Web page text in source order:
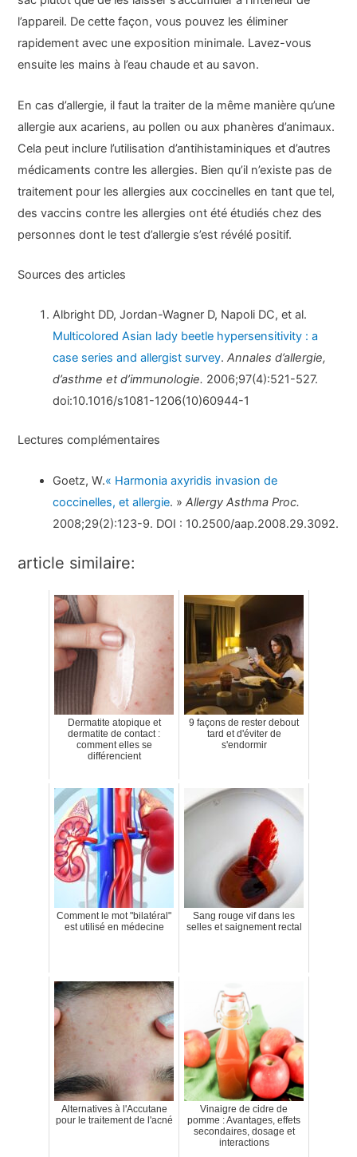
l’appareil. De cette façon, vous pouvez les éliminer
rapidement avec une exposition minimale. Lavez-vous
ensuite les mains à l’eau chaude et au savon.
En cas d’allergie, il faut la traiter de la même manière qu’une
allergie aux acariens, au pollen ou aux phanères d’animaux.
Cela peut inclure l’utilisation d’antihistaminiques et d’autres
médicaments contre les allergies. Bien qu’il n’existe pas de
traitement pour les allergies aux coccinelles en tant que tel,
des vaccins contre les allergies ont été étudiés chez des
personnes dont le test d’allergie s’est révélé positif.
Sources des articles
Albright DD, Jordan-Wagner D, Napoli DC, et al.
Multicolored Asian lady beetle hypersensitivity : a
case series and allergist survey.Annales d’allergie,
d’asthme et d’immunologie. 2006;97(4):521-527.
doi:10.1016/s1081-1206(10)60944-1
Lectures complémentaires
Goetz, W.« Harmonia axyridis invasion de
coccinelles, et allergie. »Allergy Asthma Proc.
2008;29(2):123-9. DOI : 10.2500/aap.2008.29.3092.
article similaire:
Dermatite atopique et
dermatite de contact :
comment elles se
différencient
9 façons de rester debout
tard et d'éviter de
s'endormir
Comment le mot "bilatéral"
est utilisé en médecine
Sang rouge vif dans les
selles et saignement rectal
Alternatives à l'Accutane
pour le traitement de l'acné
Vinaigre de cidre de
pomme : Avantages, effets
secondaires, dosage et
interactions